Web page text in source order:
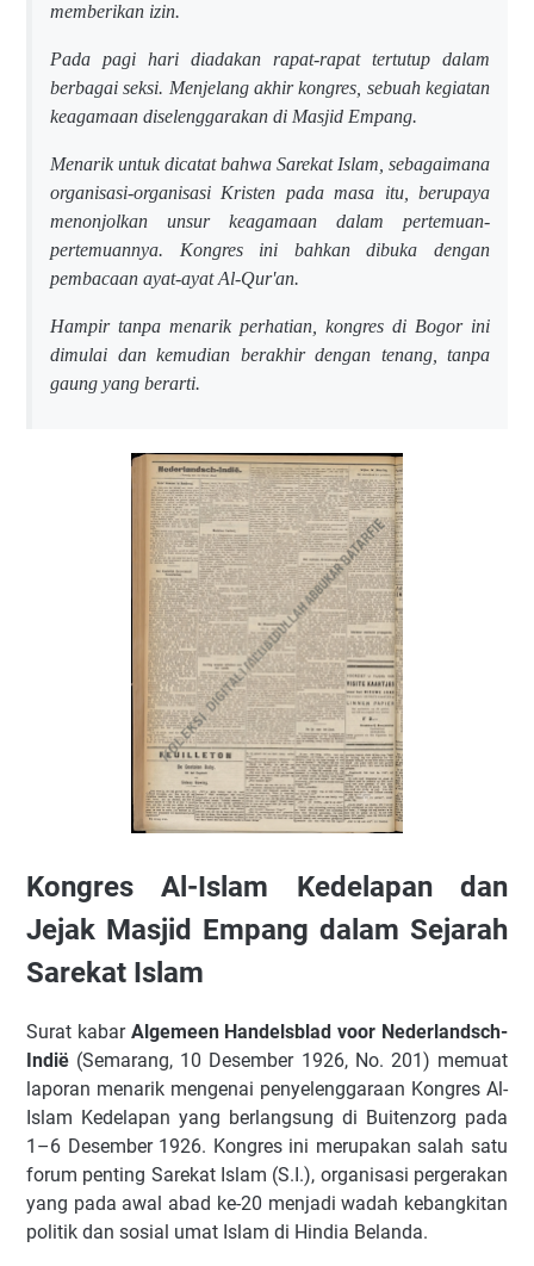
memberikan izin.
Pada pagi hari diadakan rapat-rapat tertutup dalam
berbagai seksi. Menjelang akhir kongres, sebuah kegiatan
keagamaan diselenggarakan di Masjid Empang.
Menarik untuk dicatat bahwa Sarekat Islam, sebagaimana
organisasi-organisasi Kristen pada masa itu, berupaya
menonjolkan unsur keagamaan dalam pertemuan-
pertemuannya. Kongres ini bahkan dibuka dengan
pembacaan ayat-ayat Al-Qur'an.
Hampir tanpa menarik perhatian, kongres di Bogor ini
dimulai dan kemudian berakhir dengan tenang, tanpa
gaung yang berarti.
Kongres Al-Islam Kedelapan dan
Jejak Masjid Empang dalam Sejarah
Sarekat Islam
Surat kabar Algemeen Handelsblad voor Nederlandsch-
Indië (Semarang, 10 Desember 1926, No. 201) memuat
laporan menarik mengenai penyelenggaraan Kongres Al-
Islam Kedelapan yang berlangsung di Buitenzorg pada
1–6 Desember 1926. Kongres ini merupakan salah satu
forum penting Sarekat Islam (S.I.), organisasi pergerakan
yang pada awal abad ke-20 menjadi wadah kebangkitan
politik dan sosial umat Islam di Hindia Belanda.